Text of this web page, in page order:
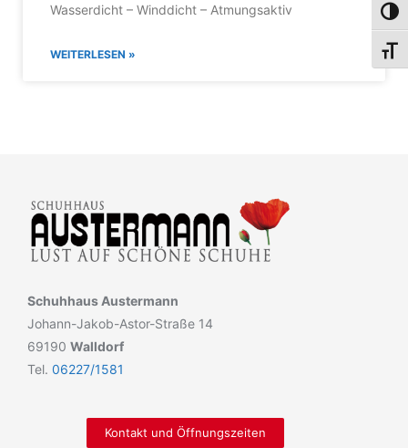
Wasserdicht – Winddicht – Atmungsaktiv
WEITERLESEN »
Schuhhaus Austermann
Johann-Jakob-Astor-Straße 14
69190 Walldorf
Tel. 06227/1581
Kontakt und Öffnungszeiten